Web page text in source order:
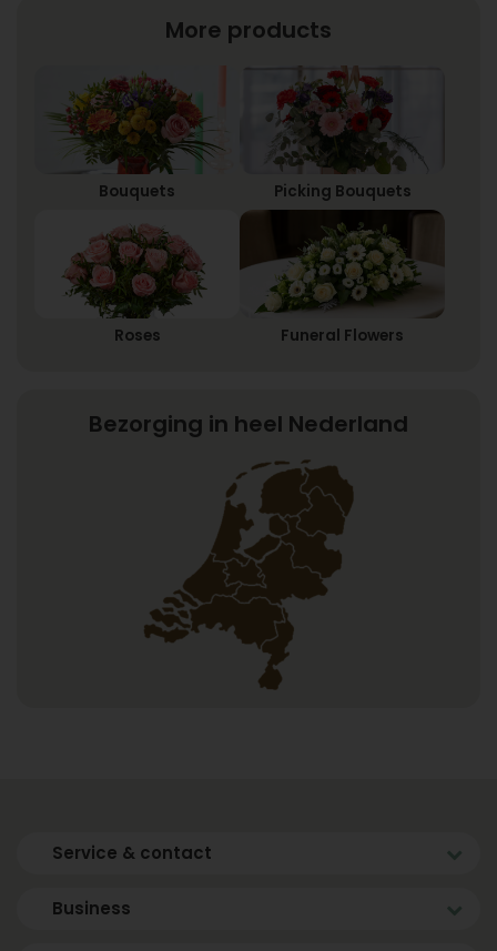
More products
Bouquets Picking Bouquets
Roses Funeral Flowers
Bezorging in heel Nederland
Service & contact
Business